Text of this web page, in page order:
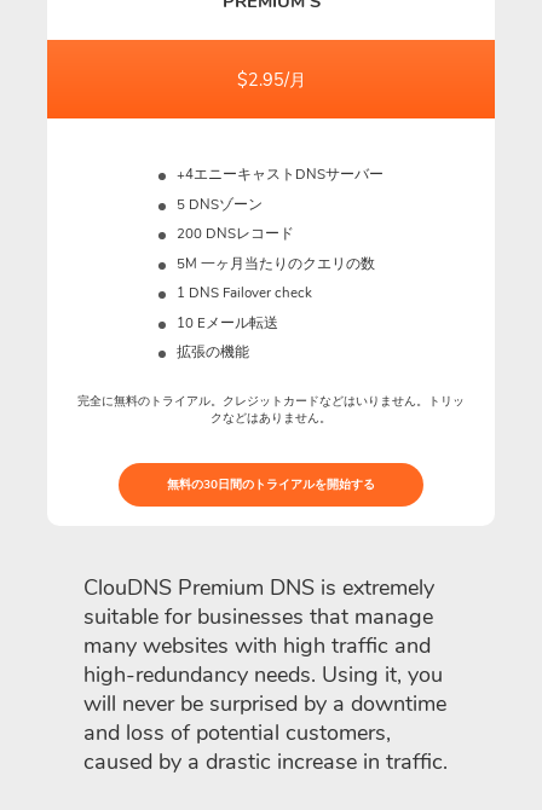
$2.95/月
+4エニーキャストDNSサーバー
5 DNSゾーン
200 DNSレコード
5M 一ヶ月当たりのクエリの数
1 DNS Failover check
10 Eメール転送
拡張の機能
完全に無料のトライアル。クレジットカードなどはいりません。トリッ
クなどはありません。
無料の30日間のトライアルを開始する
ClouDNS Premium DNS is extremely
suitable for businesses that manage
many websites with high traffic and
high-redundancy needs. Using it, you
will never be surprised by a downtime
and loss of potential customers,
caused by a drastic increase in traffic.